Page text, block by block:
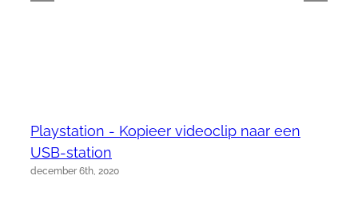
Playstation - Kopieer videoclip naar een
USB-station
december 6th, 2020